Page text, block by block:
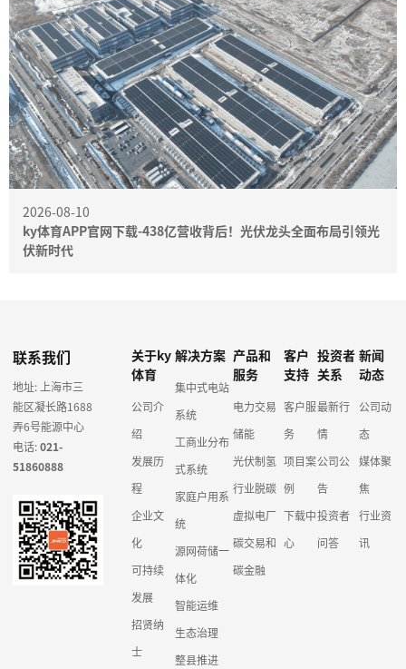
2026-08-10
ky体育APP官网下载-438亿营收背后！光伏龙头全面布局引领光
伏新时代
联系我们
地址: 上海市三
能区凝长路1688
弄6号能源中心
电话:021-
51860888
关于ky
体育
公司介
绍
发展历
程
企业文
化
可持续
发展
招贤纳
士
解决方案
集中式电站
系统
工商业分布
式系统
家庭户用系
统
源网荷储一
体化
智能运维
生态治理
整县推进
产品和
服务
电力交易
储能
光伏制氢
行业脱碳
虚拟电厂
碳交易和
碳金融
客户
支持
客户服
务
项目案
例
下载中
心
投资者
关系
最新行
情
公司公
告
投资者
问答
新闻
动态
公司动
态
媒体聚
焦
行业资
讯